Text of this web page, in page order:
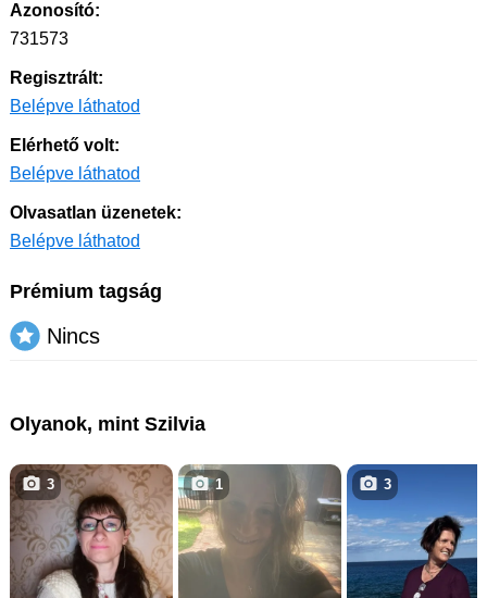
Azonosító:
731573
Regisztrált:
Belépve láthatod
Elérhető volt:
Belépve láthatod
Olvasatlan üzenetek:
Belépve láthatod
Prémium tagság
Nincs
Olyanok, mint Szilvia
3 1 3